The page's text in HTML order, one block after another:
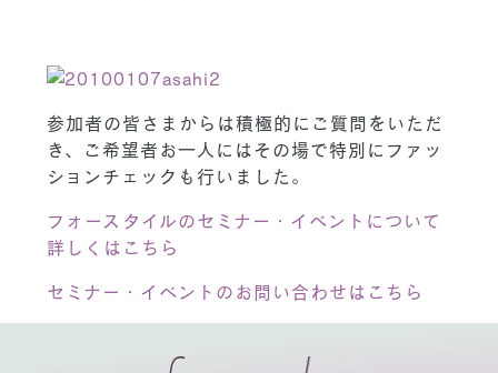
参加者の皆さまからは積極的にご質問をいただ
き、ご希望者お一人にはその場で特別にファッ
ションチェックも行いました。
フォースタイルのセミナー・イベントについて
詳しくはこちら
セミナー・イベントのお問い合わせはこちら